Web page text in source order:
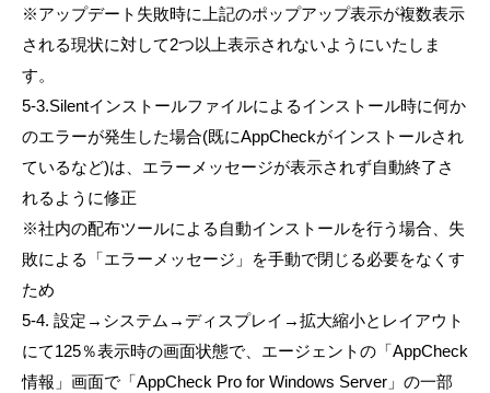
※アップデート失敗時に上記のポップアップ表示が複数表示
される現状に対して2つ以上表示されないようにいたしま
す。
5-3.Silentインストールファイルによるインストール時に何か
のエラーが発生した場合(既にAppCheckがインストールされ
ているなど)は、エラーメッセージが表示されず自動終了さ
れるように修正
※社内の配布ツールによる自動インストールを行う場合、失
敗による「エラーメッセージ」を手動で閉じる必要をなくす
ため
5-4. 設定→システム→ディスプレイ→拡大縮小とレイアウト
にて125％表示時の画面状態で、エージェントの「AppCheck
情報」画面で「AppCheck Pro for Windows Server」の一部